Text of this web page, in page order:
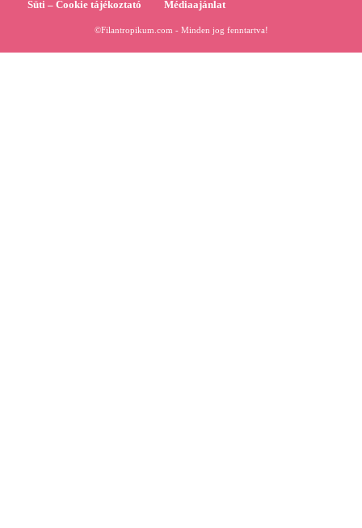
Süti – Cookie tájékoztató Médiaajánlat
©Filantropikum.com - Minden jog fenntartva!